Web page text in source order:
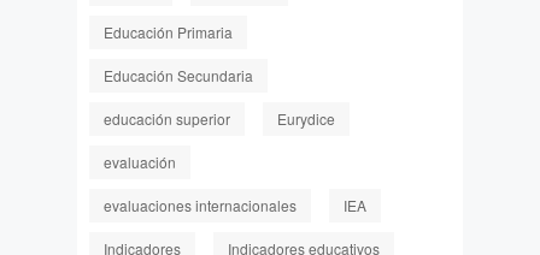
Educación Primaria
Educación Secundaria
educación superior Eurydice
evaluación
evaluaciones internacionales IEA
Indicadores Indicadores educativos